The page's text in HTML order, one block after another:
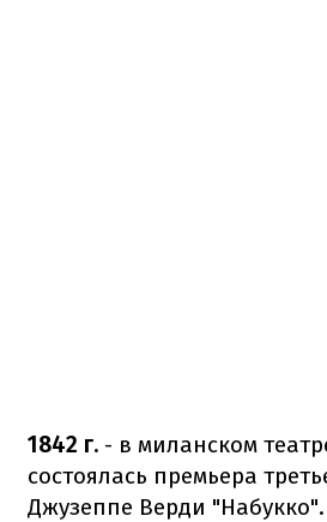
1842 г. - в миланском
состоялась премьера
Джузеппе Верди